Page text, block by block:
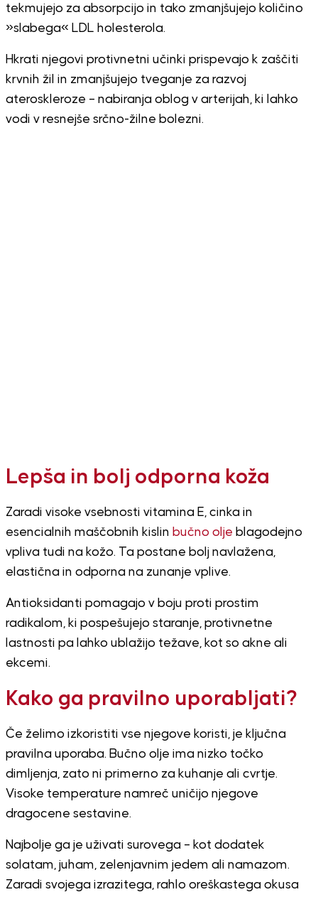
tekmujejo za absorpcijo in tako zmanjšujejo količino
»slabega« LDL holesterola.
Hkrati njegovi protivnetni učinki prispevajo k zaščiti
krvnih žil in zmanjšujejo tveganje za razvoj
ateroskleroze – nabiranja oblog v arterijah, ki lahko
vodi v resnejše srčno-žilne bolezni.
Lepša in bolj odporna koža
Zaradi visoke vsebnosti vitamina E, cinka in
esencialnih maščobnih kislin bučno olje blagodejno
vpliva tudi na kožo. Ta postane bolj navlažena,
elastična in odporna na zunanje vplive.
Antioksidanti pomagajo v boju proti prostim
radikalom, ki pospešujejo staranje, protivnetne
lastnosti pa lahko ublažijo težave, kot so akne ali
ekcemi.
Kako ga pravilno uporabljati?
Če želimo izkoristiti vse njegove koristi, je ključna
pravilna uporaba. Bučno olje ima nizko točko
dimljenja, zato ni primerno za kuhanje ali cvrtje.
Visoke temperature namreč uničijo njegove
dragocene sestavine.
Najbolje ga je uživati surovega – kot dodatek
solatam, juham, zelenjavnim jedem ali namazom.
Zaradi svojega izrazitega, rahlo oreškastega okusa